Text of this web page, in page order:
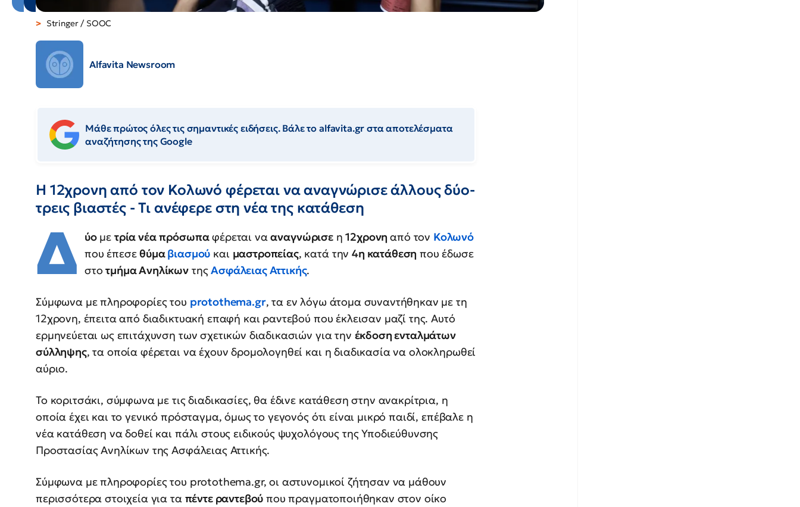
Stringer / SOOC
Alfavita Newsroom
Μάθε πρώτος όλες τις σημαντικές ειδήσεις. Βάλε το alfavita.gr στα αποτελέσματα
αναζήτησης της Google
Η 12χρονη από τον Κολωνό φέρεται να αναγνώρισε άλλους δύο-
τρεις βιαστές - Τι ανέφερε στη νέα της κατάθεση
Δ ύομε τρία νέα πρόσωπαφέρεται νααναγνώρισεη12χρονηαπό τον Κολωνό
που έπεσεθύμαβιασμού και μαστροπείας, κατά την4η κατάθεση που έδωσε
στοτμήμα ΑνηλίκωντηςΑσφάλειας Αττικής.
Σύμφωνα με πληροφορίες του protothema.gr, τα εν λόγω άτομα συναντήθηκαν με τη
12χρονη, έπειτα από διαδικτυακή επαφή και ραντεβού που έκλεισαν μαζί της. Αυτό
ερμηνεύεται ως επιτάχυνση των σχετικών διαδικασιών για την έκδοση ενταλμάτων
σύλληψης, τα οποία φέρεται να έχουν δρομολογηθεί και η διαδικασία να ολοκληρωθεί
αύριο.
Το κοριτσάκι, σύμφωνα με τις διαδικασίες, θα έδινε κατάθεση στην ανακρίτρια, η
οποία έχει και το γενικό πρόσταγμα, όμως το γεγονός ότι είναι μικρό παιδί, επέβαλε η
νέα κατάθεση να δοθεί και πάλι στους ειδικούς ψυχολόγους της Υποδιεύθυνσης
Προστασίας Ανηλίκων της Ασφάλειας Αττικής.
Σύμφωνα με πληροφορίες του protothema.gr, οι αστυνομικοί ζήτησαν να μάθουν
περισσότερα στοιχεία για τα πέντε ραντεβού που πραγματοποιήθηκαν στον οίκο